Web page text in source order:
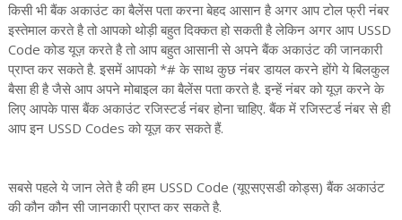
किसी भी बैंक अकाउंट का बैलेंस पता करना बेहद आसान है अगर आप टोल फ्री नंबर
इस्तेमाल करते है तो आपको थोड़ी बहुत दिक्कत हो सकती है लेकिन अगर आप USSD
Code कोड यूज़ करते है तो आप बहुत आसानी से अपने बैंक अकाउंट की जानकारी
प्राप्त कर सकते है. इसमें आपको *# के साथ कुछ नंबर डायल करने होंगे ये बिलकुल
बैसा ही है जैसे आप अपने मोबाइल का बैलेंस पता करते है. इन्हें नंबर को यूज़ करने के
लिए आपके पास बैंक अकाउंट रजिस्टर्ड नंबर होना चाहिए. बैंक में रजिस्टर्ड नंबर से ही
आप इन USSD Codes को यूज़ कर सकते हैं.
सबसे पहले ये जान लेते है की हम USSD Code (यूएसएसडी कोड्स) बैंक अकाउंट
की कौन कौन सी जानकारी प्राप्त कर सकते है.